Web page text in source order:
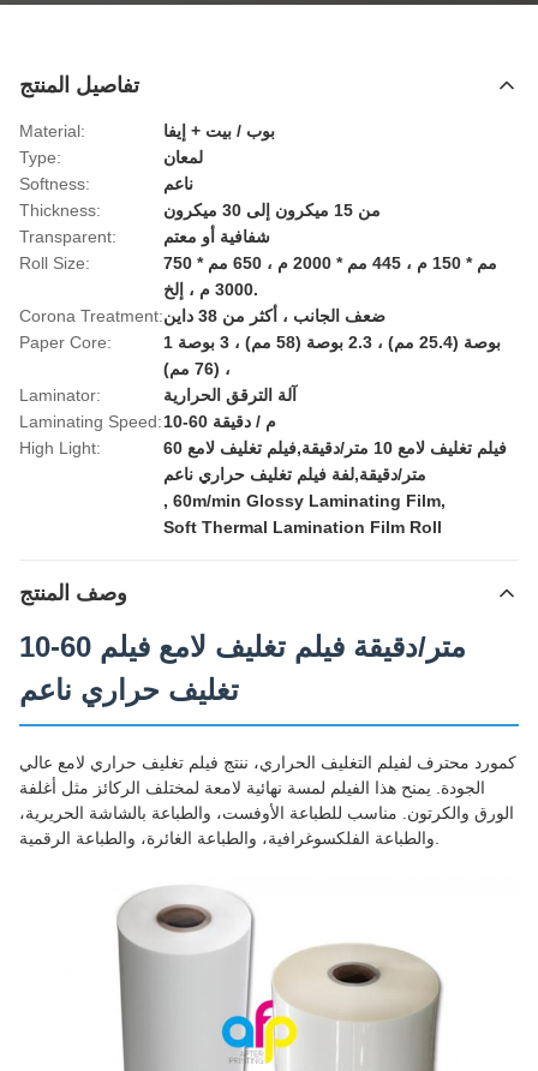
تفاصيل المنتج
Material:
بوب / بيت + إيفا
Type:
لمعان
Softness:
ناعم
Thickness:
من 15 ميكرون إلى 30 ميكرون
Transparent:
شفافية أو معتم
Roll Size:
750 مم * 150 م ، 445 مم * 2000 م ، 650 مم *
3000 م ، إلخ.
Corona Treatment:
ضعف الجانب ، أكثر من 38 داين
Paper Core:
1 بوصة (25.4 مم) ، 2.3 بوصة (58 مم) ، 3 بوصة
(76 مم) ،
Laminator:
آلة الترقق الحرارية
Laminating Speed:
10-60 م / دقيقة
High Light:
فيلم تغليف لامع 10 متر/دقيقة,فيلم تغليف لامع 60
متر/دقيقة,لفة فيلم تغليف حراري ناعم
, 60m/min Glossy Laminating Film,
Soft Thermal Lamination Film Roll
وصف المنتج
10-60 متر/دقيقة فيلم تغليف لامع فيلم
تغليف حراري ناعم
كمورد محترف لفيلم التغليف الحراري، ننتج فيلم تغليف حراري لامع عالي
الجودة. يمنح هذا الفيلم لمسة نهائية لامعة لمختلف الركائز مثل أغلفة
الورق والكرتون. مناسب للطباعة الأوفست، والطباعة بالشاشة الحريرية،